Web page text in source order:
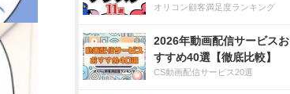
オリコン顧客満足度ランキング
2026年動画配信サービスお
すすめ40選【徹底比較】
CS動画配信サービス20選